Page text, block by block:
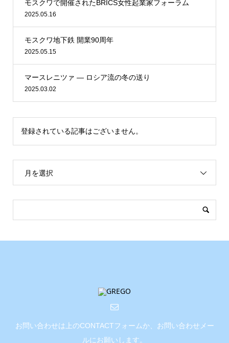
モスクワで開催されたBRICS女性起業家フォーラム
2025.05.16
モスクワ地下鉄 開業90周年
2025.05.15
マースレニツァ ― ロシア流の冬の送り
2025.03.02
登録されている記事はございません。
月を選択
お問い合わせは上のCONTACTフォームか、お問い合わせメー
ルにお願いします。